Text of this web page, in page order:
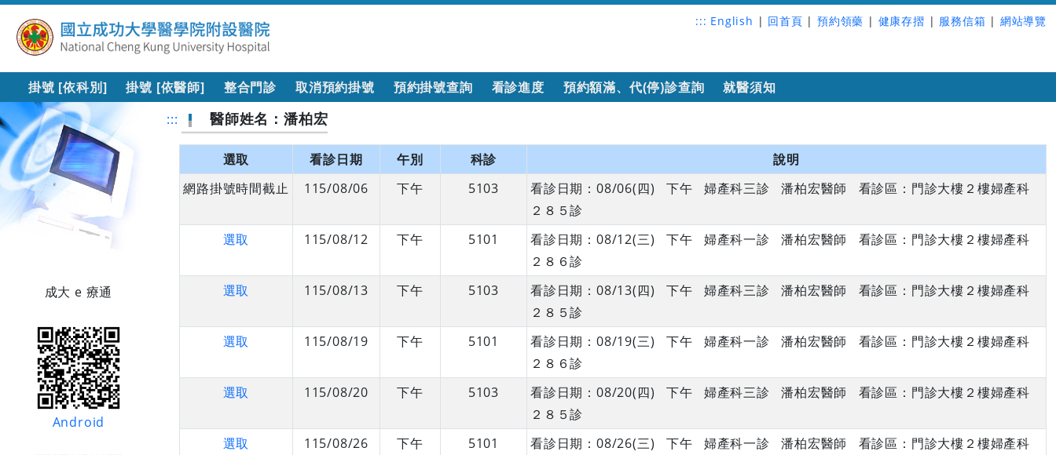
::: English | 回首頁 | 預約領藥 | 健康存摺 | 服務信箱 | 網站導覽
掛號 [依科別] 掛號 [依醫師] 整合門診 取消預約掛號 預約掛號查詢 看診進度 預約額滿、代(停)診查詢 就醫須知
成大 e 療通
Android
::: 醫師姓名：潘柏宏
選取 看診日期 午別 科診
說明
網路掛號時間截止
115/08/06 下午 5103
看診日期：08/06(四) 下午 婦產科三診 潘柏宏醫師 看診區：門診大樓２樓婦產科
２８５診
選取
115/08/12 下午 5101
看診日期：08/12(三) 下午 婦產科一診 潘柏宏醫師 看診區：門診大樓２樓婦產科
２８６診
選取
115/08/13 下午 5103
看診日期：08/13(四) 下午 婦產科三診 潘柏宏醫師 看診區：門診大樓２樓婦產科
２８５診
選取
115/08/19 下午 5101
看診日期：08/19(三) 下午 婦產科一診 潘柏宏醫師 看診區：門診大樓２樓婦產科
２８６診
選取
115/08/20 下午 5103
看診日期：08/20(四) 下午 婦產科三診 潘柏宏醫師 看診區：門診大樓２樓婦產科
２８５診
選取
115/08/26 下午 5101
看診日期：08/26(三) 下午 婦產科一診 潘柏宏醫師 看診區：門診大樓２樓婦產科